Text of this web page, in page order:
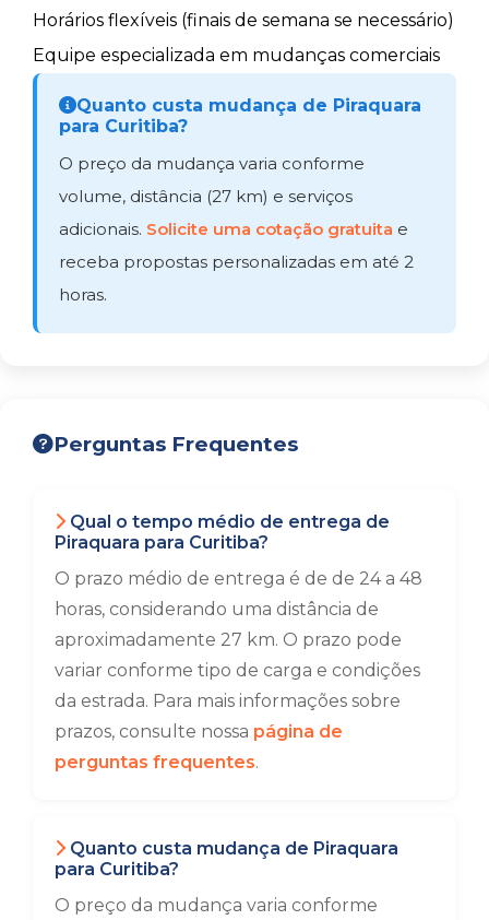
Horários flexíveis (finais de semana se necessário)
Equipe especializada em mudanças comerciais
Quanto custa mudança de Piraquara
para Curitiba?
O preço da mudança varia conforme
volume, distância (27 km) e serviços
adicionais. Solicite uma cotação gratuita e
receba propostas personalizadas em até 2
horas.
Perguntas Frequentes
Qual o tempo médio de entrega de
Piraquara para Curitiba?
O prazo médio de entrega é de de 24 a 48
horas, considerando uma distância de
aproximadamente 27 km. O prazo pode
variar conforme tipo de carga e condições
da estrada. Para mais informações sobre
prazos, consulte nossa página de
perguntas frequentes.
Quanto custa mudança de Piraquara
para Curitiba?
O preço da mudança varia conforme